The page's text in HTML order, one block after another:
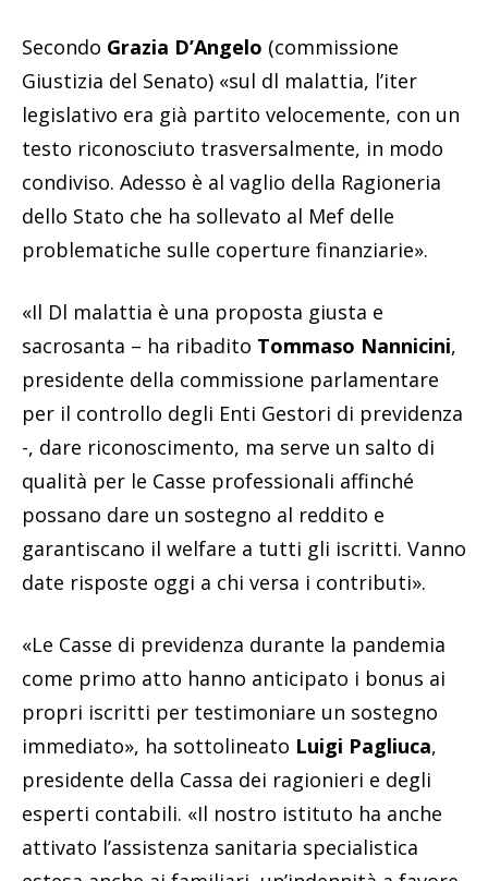
Secondo Grazia D’Angelo (commissione
Giustizia del Senato) «sul dl malattia, l’iter
legislativo era già partito velocemente, con un
testo riconosciuto trasversalmente, in modo
condiviso. Adesso è al vaglio della Ragioneria
dello Stato che ha sollevato al Mef delle
problematiche sulle coperture finanziarie».
«Il Dl malattia è una proposta giusta e
sacrosanta – ha ribadito Tommaso Nannicini,
presidente della commissione parlamentare
per il controllo degli Enti Gestori di previdenza
-, dare riconoscimento, ma serve un salto di
qualità per le Casse professionali affinché
possano dare un sostegno al reddito e
garantiscano il welfare a tutti gli iscritti. Vanno
date risposte oggi a chi versa i contributi».
«Le Casse di previdenza durante la pandemia
come primo atto hanno anticipato i bonus ai
propri iscritti per testimoniare un sostegno
immediato», ha sottolineato Luigi Pagliuca,
presidente della Cassa dei ragionieri e degli
esperti contabili. «Il nostro istituto ha anche
attivato l’assistenza sanitaria specialistica